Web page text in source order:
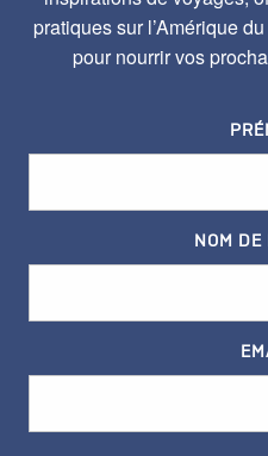
pratiques sur l’Amérique
pour nourrir vos
NOM